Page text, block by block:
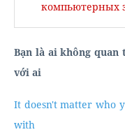
компьютерных
Bạn là ai không quan
với ai
It doesn't matter who
with